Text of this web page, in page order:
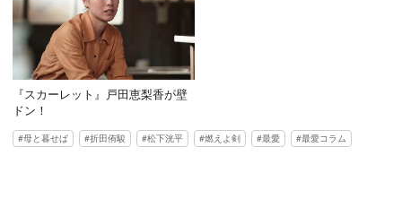
『スカーレット』戸田恵梨香が壁
ドン！
母と暮せば 折田侑駿 松下洸平 燃えよ剣 最愛 最愛コラム